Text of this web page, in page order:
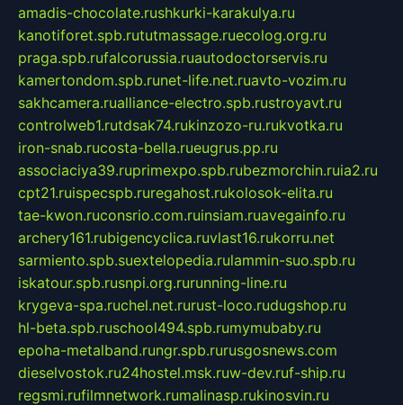
amadis-chocolate.rushkurki-karakulya.ru
kanotiforet.spb.rututmassage.ruecolog.org.ru
praga.spb.rufalcorussia.ruautodoctorservis.ru
kamertondom.spb.runet-life.net.ruavto-vozim.ru
sakhcamera.rualliance-electro.spb.rustroyavt.ru
controlweb1.rutdsak74.rukinzozo-ru.rukvotka.ru
iron-snab.rucosta-bella.rueugrus.pp.ru
associaciya39.ruprimexpo.spb.rubezmorchin.ruia2.ru
cpt21.ruispecspb.ruregahost.rukolosok-elita.ru
tae-kwon.ruconsrio.com.ruinsiam.ruavegainfo.ru
archery161.rubigencyclica.ruvlast16.rukorru.net
sarmiento.spb.suextelopedia.rulammin-suo.spb.ru
iskatour.spb.rusnpi.org.rurunning-line.ru
krygeva-spa.ruchel.net.rurust-loco.rudugshop.ru
hl-beta.spb.ruschool494.spb.rumymubaby.ru
epoha-metalband.rungr.spb.rurusgosnews.com
dieselvostok.ru24hostel.msk.ruw-dev.ruf-ship.ru
regsmi.rufilmnetwork.rumalinasp.rukinosvin.ru